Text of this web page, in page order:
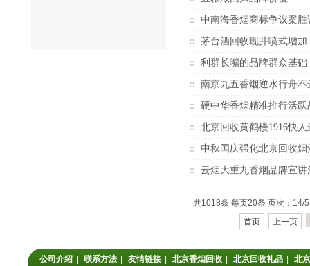
中南海香烟商标争议案胜
茅台酒回收现井喷式增加
利群长嘴的品牌群众基础
南京九五香烟逆水行舟不
硬中华香烟精准推行活跃
北京回收黄鹤楼1916快
中秋国庆强化北京回收烟
云烟大重九香烟品牌宣讲
共1018条 每页20条 页次：14/
首页
上一页
公司介绍 联系方法 友情链接 北京香烟回收 北京回收礼品 北